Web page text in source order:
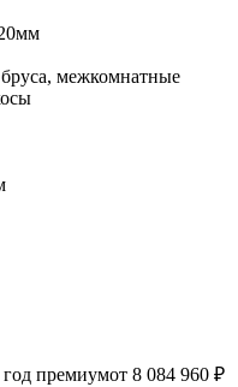
межкомнатные
премиумот 8 084 960 ₽